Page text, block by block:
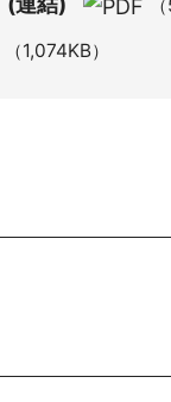
（1,074KB）